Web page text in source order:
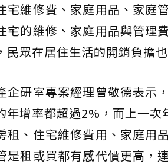
宅維修費、家庭用品、家庭
宅的維修、家庭用品與管理
民眾在居住生活的開銷負擔
企研室專案經理曾敬德表示
年增率都超過2%，而上一
租、住宅維修費用、家庭用
是租或買都有感代價更高，